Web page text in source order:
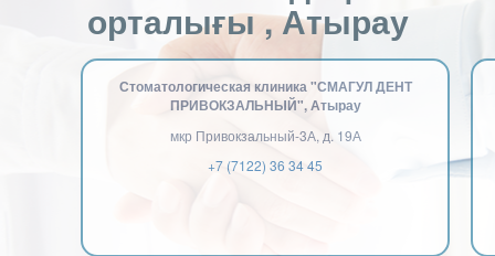
орталығы , Атырау
Стоматологическая клиника "СМАГУЛ ДЕНТ
ПРИВОКЗАЛЬНЫЙ", Атырау
мкр Привокзальный-3А, д. 19А
+7 (7122) 36 34 45